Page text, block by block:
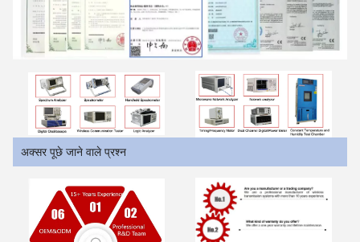
अक्सर पूछे जाने वाले प्रश्न